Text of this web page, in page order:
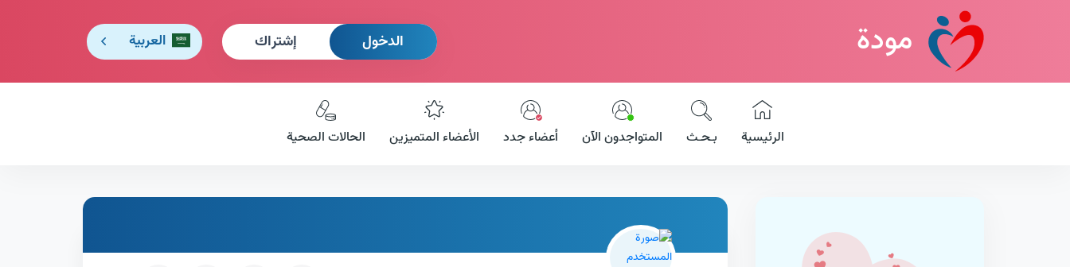
مودة الدخول إشتراك العربية
الرئيسية بـحـث المتواجدون الآن أعضاء جدد الأعضاء المتميزين الحالات الصحية